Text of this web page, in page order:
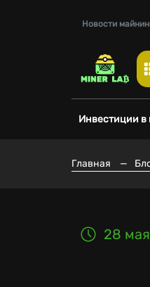
Новости
Инвестиции в
Главная —
28